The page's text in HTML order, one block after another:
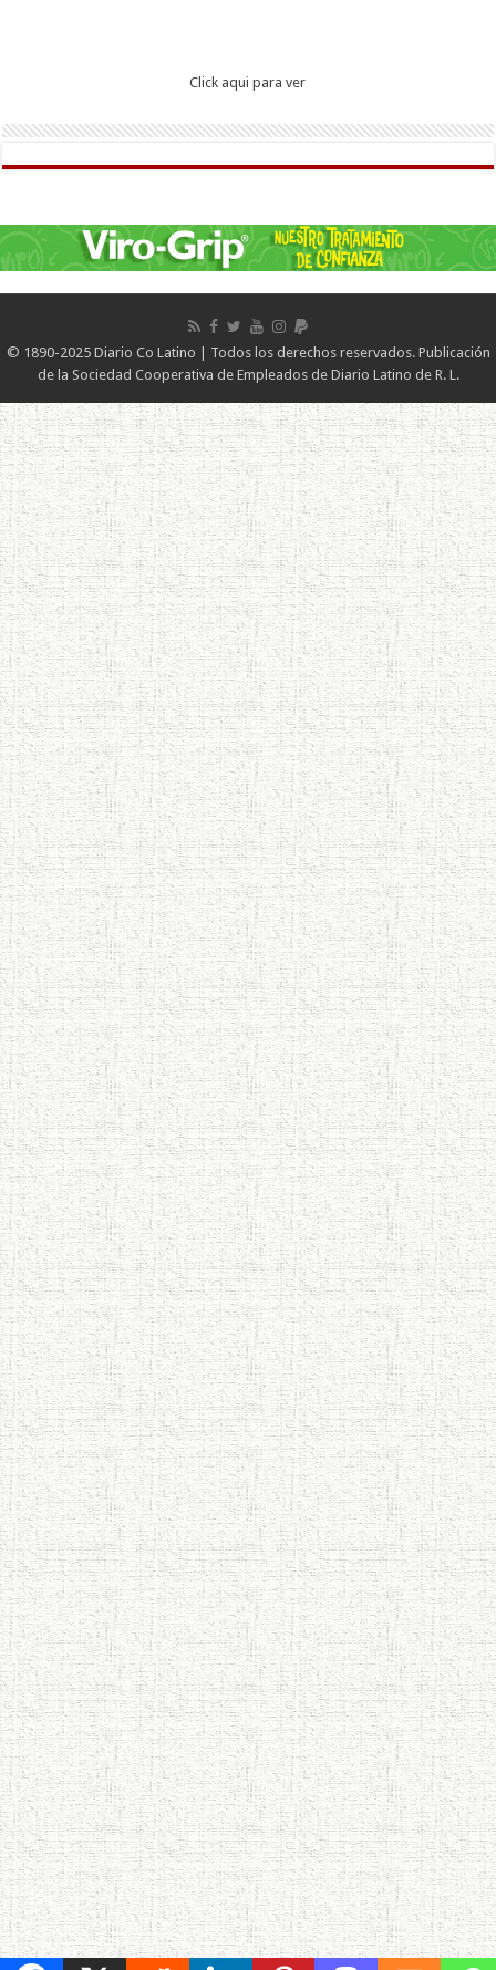
Click aqui para ver
© 1890-2025 Diario Co Latino | Todos los derechos reservados. Publicación
de la Sociedad Cooperativa de Empleados de Diario Latino de R. L.